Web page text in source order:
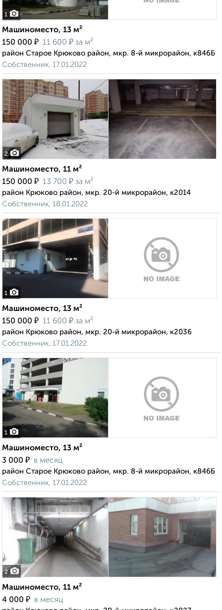
1
Машиноместо, 13 м²
150 000 ₽ 11 600 ₽ за м²
район Старое Крюково район, мкр. 8-й микрорайон, к846Б
Собственник, 17.01.2022
2
Машиноместо, 11 м²
150 000 ₽ 13 700 ₽ за м²
район Крюково район, мкр. 20-й микрорайон, к2014
Собственник, 18.01.2022
1
Машиноместо, 13 м²
150 000 ₽ 11 600 ₽ за м²
район Крюково район, мкр. 20-й микрорайон, к2036
Собственник, 17.01.2022
1
Машиноместо, 13 м²
3 000 ₽ в месяц
район Старое Крюково район, мкр. 8-й микрорайон, к846Б
Собственник, 17.01.2022
2
Машиноместо, 11 м²
4 000 ₽ в месяц